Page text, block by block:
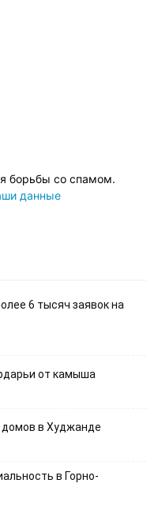
борьбы со спамом.
данные
6 тысяч заявок на
от камыша
домов в Худжанде
в Горно-